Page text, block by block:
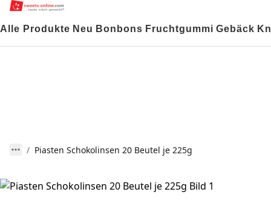
Alle Produkte Neu Bonbons Fruchtgummi Gebäck
Piasten Schokolinsen 20 Beutel je 225g